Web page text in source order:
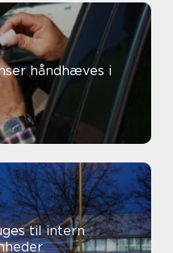
håndhæves i
til intern